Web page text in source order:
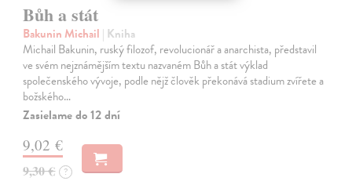
Bůh a stát
Bakunin Michail | Kniha
Michail Bakunin, ruský filozof, revolucionář a anarchista, představil
ve svém nejznámějším textu nazvaném Bůh a stát výklad
společenského vývoje, podle nějž člověk překonává stadium zvířete a
božského…
Zasielame do 12 dní
9,02 €
9,30 € ?